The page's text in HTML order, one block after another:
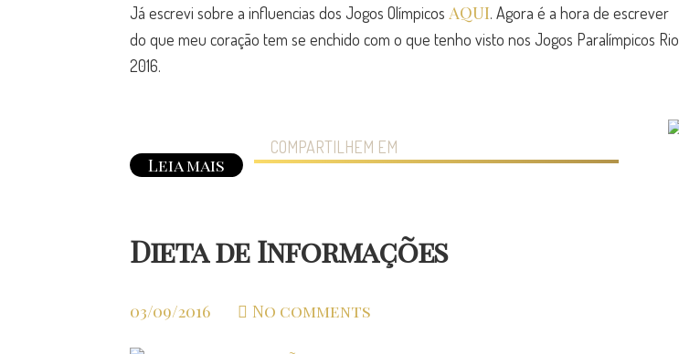
Já escrevi sobre a influencias dos Jogos Olímpicos AQUI. Agora é a hora de escrever
do que meu coração tem se enchido com o que tenho visto nos Jogos Paralímpicos Rio
2016.
Leia mais
COMPARTILHEM EM
Dieta de Informações
03/09/2016 No comments